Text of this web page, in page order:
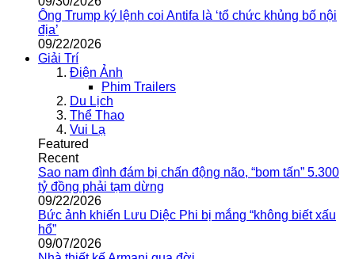
Ông Trump ký lệnh coi Antifa là ‘tổ chức khủng bố nội
địa’
09/22/2026
Giải Trí
Điện Ảnh
Phim Trailers
Du Lịch
Thể Thao
Vui Lạ
Featured
Recent
Sao nam đình đám bị chấn động não, “bom tấn” 5.300
tỷ đồng phải tạm dừng
09/22/2026
Bức ảnh khiến Lưu Diệc Phi bị mắng “không biết xấu
hổ”
09/07/2026